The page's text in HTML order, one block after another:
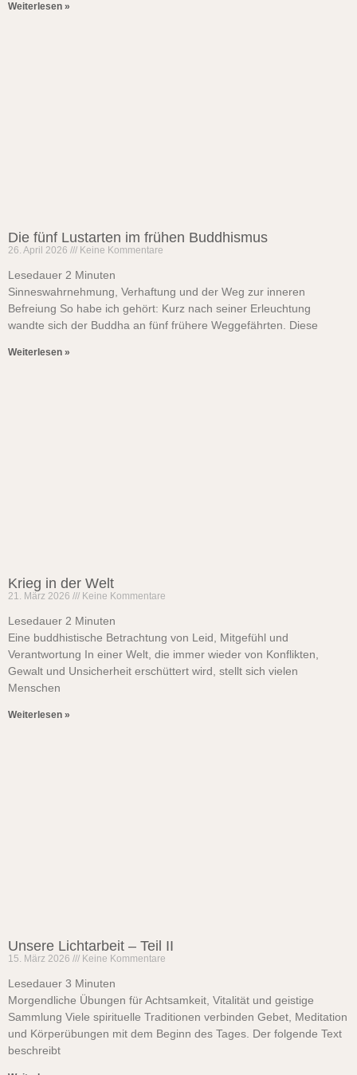
Weiterlesen »
Die fünf Lustarten im frühen Buddhismus
26. April 2026 Keine Kommentare
Lesedauer 2 Minuten
Sinneswahrnehmung, Verhaftung und der Weg zur inneren
Befreiung So habe ich gehört: Kurz nach seiner Erleuchtung
wandte sich der Buddha an fünf frühere Weggefährten. Diese
Weiterlesen »
Krieg in der Welt
21. März 2026 Keine Kommentare
Lesedauer 2 Minuten
Eine buddhistische Betrachtung von Leid, Mitgefühl und
Verantwortung In einer Welt, die immer wieder von Konflikten,
Gewalt und Unsicherheit erschüttert wird, stellt sich vielen
Menschen
Weiterlesen »
Unsere Lichtarbeit – Teil II
15. März 2026 Keine Kommentare
Lesedauer 3 Minuten
Morgendliche Übungen für Achtsamkeit, Vitalität und geistige
Sammlung Viele spirituelle Traditionen verbinden Gebet, Meditation
und Körperübungen mit dem Beginn des Tages. Der folgende Text
beschreibt